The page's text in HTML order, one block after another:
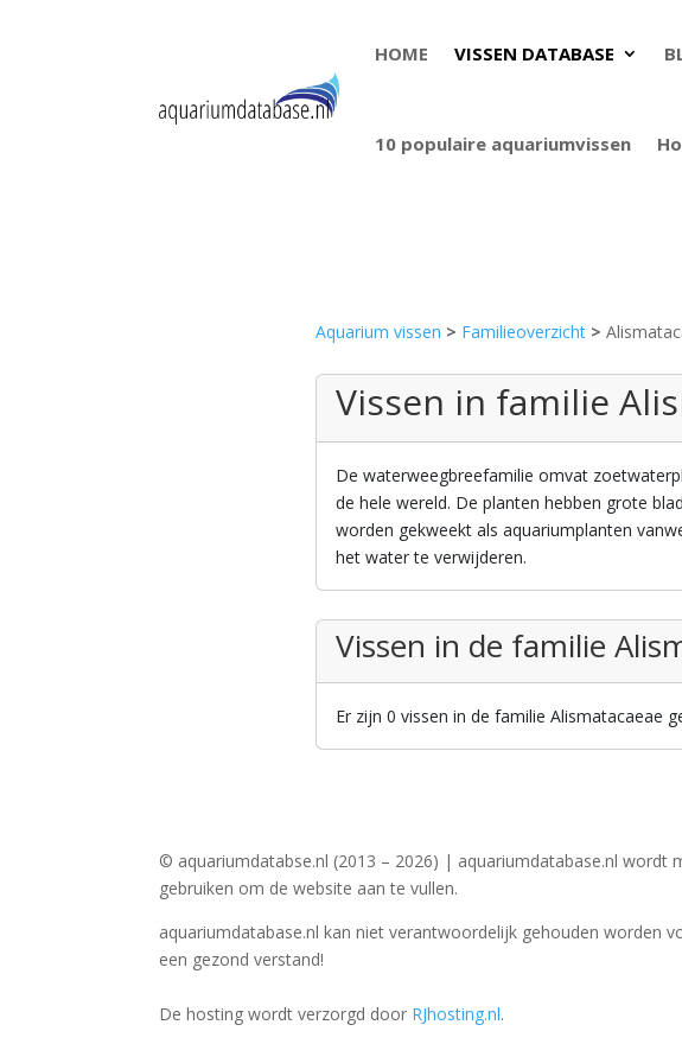
HOME VISSEN DATABASE
10 populaire aquariumvissen
Aquarium vissen > Familieoverzicht >
Vissen in familie
De waterweegbreefamilie omvat
de hele wereld. De planten hebben grote
worden gekweekt als aquariumplanten
het water te verwijderen.
Vissen in de familie
Er zijn 0 vissen in de familie Alismatacaeae
© aquariumdatabse.nl (2013 – 2026) | aquariumdatabase.nl wordt
gebruiken om de website aan te vullen.
aquariumdatabase.nl kan niet verantwoordelijk gehouden worden
een gezond verstand!
De hosting wordt verzorgd door RJhosting.nl.